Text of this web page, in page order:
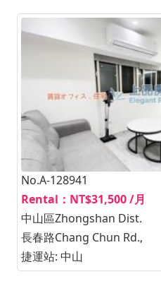
No.A-128941
Rental：NT$31,500 /月
中山區Zhongshan Dist.
長春路Chang Chun Rd.,
捷運站: 中山